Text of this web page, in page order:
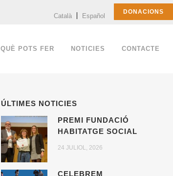
Català Español
DONACIONS
QUÈ POTS FER NOTICIES CONTACTE
ÚLTIMES NOTICIES
PREMI FUNDACIÓ
HABITATGE SOCIAL
24 JULIOL, 2026
CELEBREM